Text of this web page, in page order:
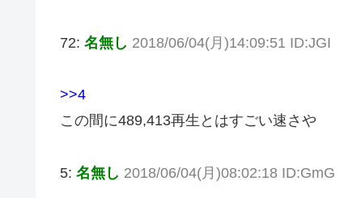
72: 名無し 2018/06/04(月)14:09:51 ID:JGI
>>4
この間に489,413再生とはすごい速さや
5: 名無し 2018/06/04(月)08:02:18 ID:GmG